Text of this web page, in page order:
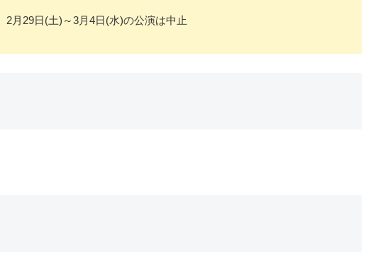
2月29日(土)～3月4日(水)の公演は中止